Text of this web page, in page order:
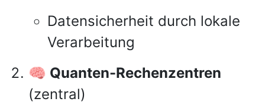
Datensicherheit durch lokale
Verarbeitung
🧠 Quanten-Rechenzentren
(zentral)